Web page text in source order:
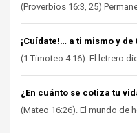
(Proverbios 16:3, 25)
¡Cuídate!… a ti mismo y de
(1 Timoteo 4:16). El letrero
¿En cuánto se cotiza tu
(Mateo 16:26). El mundo de